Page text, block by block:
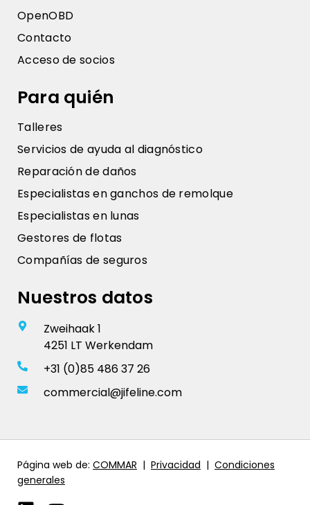
OpenOBD
Contacto
Acceso de socios
Para quién
Talleres
Servicios de ayuda al diagnóstico
Reparación de daños
Especialistas en ganchos de remolque
Especialistas en lunas
Gestores de flotas
Compañías de seguros
Nuestros datos
Zweihaak 1
4251 LT Werkendam
+31 (0)85 486 37 26
commercial@jifeline.com
Página web de: COMMAR | Privacidad | Condiciones
generales